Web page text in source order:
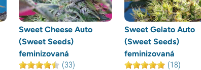
Sweet Cheese Auto
(Sweet Seeds)
feminizovaná
(33)
Sweet Gelato Auto
(Sweet Seeds)
feminizovaná
(18)